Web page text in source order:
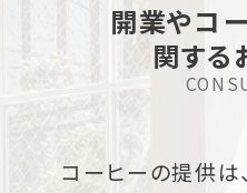
開業やコ
関する
コーヒーの提供は